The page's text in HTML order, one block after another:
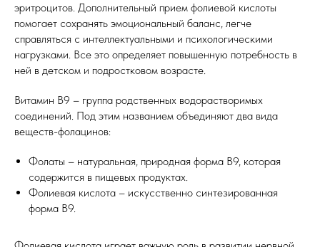
эритроцитов. Дополнительный прием фолиевой кислоты
помогает сохранять эмоциональный баланс, легче
справляться с интеллектуальными и психологическими
нагрузками. Все это определяет повышенную потребность в
ней в детском и подростковом возрасте.
Витамин В9 – группа родственных водорастворимых
соединений. Под этим названием объединяют два вида
веществ-фолацинов:
Фолаты – натуральная, природная форма В9, которая
содержится в пищевых продуктах.
Фолиевая кислота – искусственно синтезированная
форма В9.